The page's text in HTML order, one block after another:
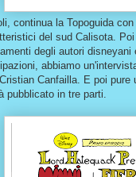
continua la Topoguida
del sud Calisota.
degli autori
abbiamo
Canfailla. E poi
pubblicato in tre parti.